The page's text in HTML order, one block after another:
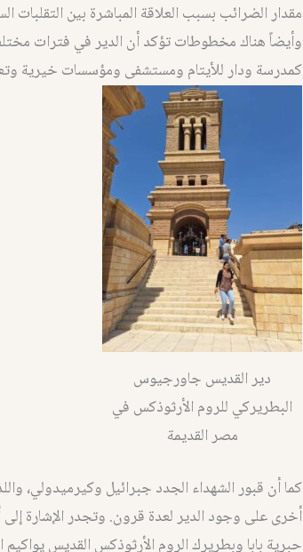
مقدار الضرائب بسبب العلاقة المباشرة بين التقلبات
وأيضاً هناك مخطوطات تؤكد أن الدير في فترات
كمدرسة ودار للأيتام ومستشفى ومؤسسات خيرية
دير القديس جاورجيوس
البطريركي للروم الأرثوذكس في
مصر القديمة
كما أن قبور الشهداء الجدد جبرائيل وكيرميدولي،
حبرية بابا وبطريرك الروم الأرثوذكس القديس